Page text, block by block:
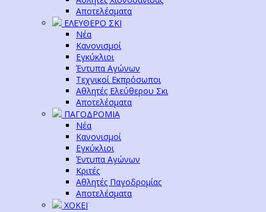
Αποτελέσματα
ΕΛΕΥΘΕΡΟ ΣΚΙ
Νέα
Κανονισμοί
Εγκύκλιοι
Έντυπα Αγώνων
Τεχνικοί Εκπρόσωποι
Αθλητές Ελεύθερου Σκι
Αποτελέσματα
ΠΑΓΟΔΡΟΜΙΑ
Νέα
Κανονισμοί
Εγκύκλιοι
Έντυπα Αγώνων
Κριτές
Αθλητές Παγοδρομίας
Αποτελέσματα
ΧΟΚΕΪ